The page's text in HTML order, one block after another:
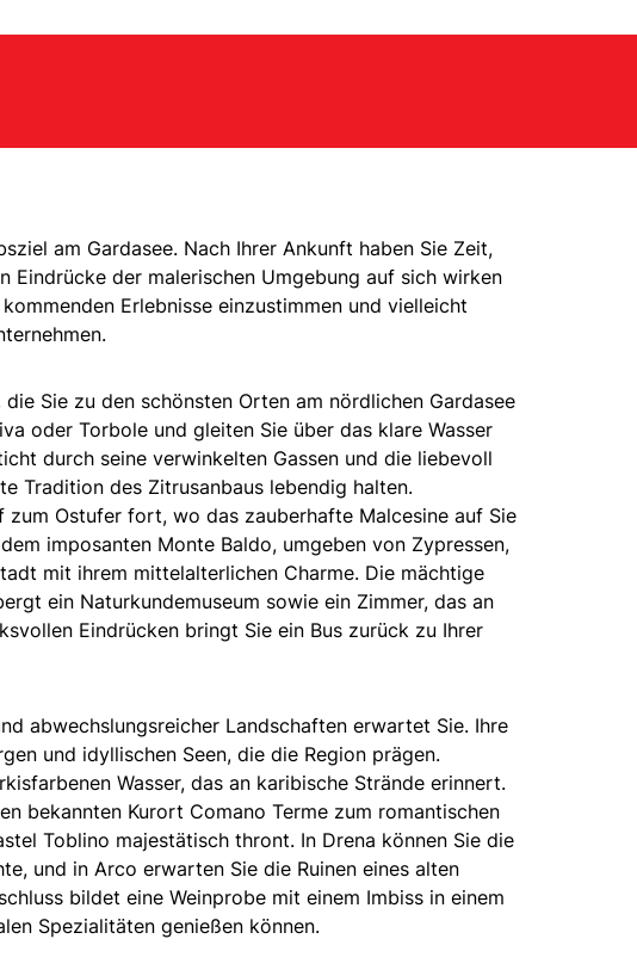
am Gardasee. Nach Ihrer Ankunft haben Sie Zeit,
Eindrücke der malerischen Umgebung auf sich wirken
Erlebnisse einzustimmen und vielleicht
Sie zu den schönsten Orten am nördlichen Gardasee
oder Torbole und gleiten Sie über das klare Wasser
durch seine verwinkelten Gassen und die liebevoll
Tradition des Zitrusanbaus lebendig halten.
zum Ostufer fort, wo das zauberhafte Malcesine auf Sie
imposanten Monte Baldo, umgeben von Zypressen,
mit ihrem mittelalterlichen Charme. Die mächtige
ein Naturkundemuseum sowie ein Zimmer, das an
Eindrücken bringt Sie ein Bus zurück zu Ihrer
abwechslungsreicher Landschaften erwartet Sie. Ihre
und idyllischen Seen, die die Region prägen.
Wasser, das an karibische Strände erinnert.
bekannten Kurort Comano Terme zum romantischen
Toblino majestätisch thront. In Drena können Sie die
und in Arco erwarten Sie die Ruinen eines alten
bildet eine Weinprobe mit einem Imbiss in einem
Spezialitäten genießen können.